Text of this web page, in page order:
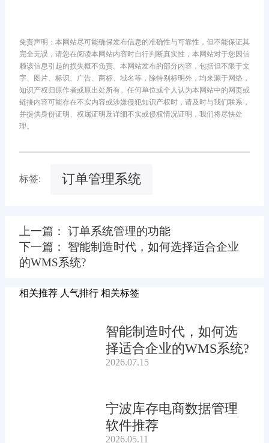
免责声明：本网站尽可能确保发布信息的准确性与可靠性，但不能保证其
完全无误，请您在阅读本网站内容时自行判断真实性，本网站对于您因信
赖该信息引起的损失概不负责。本网站发布的部分内容，包括但不限于文
字、图片、标识、广告、商标、域名等，除特别标明外，均来源于网络，
知识产权归原作者或原出处所有。任何单位或个人认为本网站中的网页或
链接内容可能存在不实内容或涉嫌侵犯知识产权时，请及时与我们联系，
并提供身份证明、权属证明及详细不实或侵权情况证明，我们将尽快处
理。
标签: 订单管理系统
上一篇： 订单系统管理的功能
下一篇： 智能制造时代，如何选择适合企业
的WMS系统?
相关推荐 人气排行 相关标签
智能制造时代，如何选
择适合企业的WMS系统?
2026.07.15
宁波库存电商数据管理
软件推荐
2026.05.11